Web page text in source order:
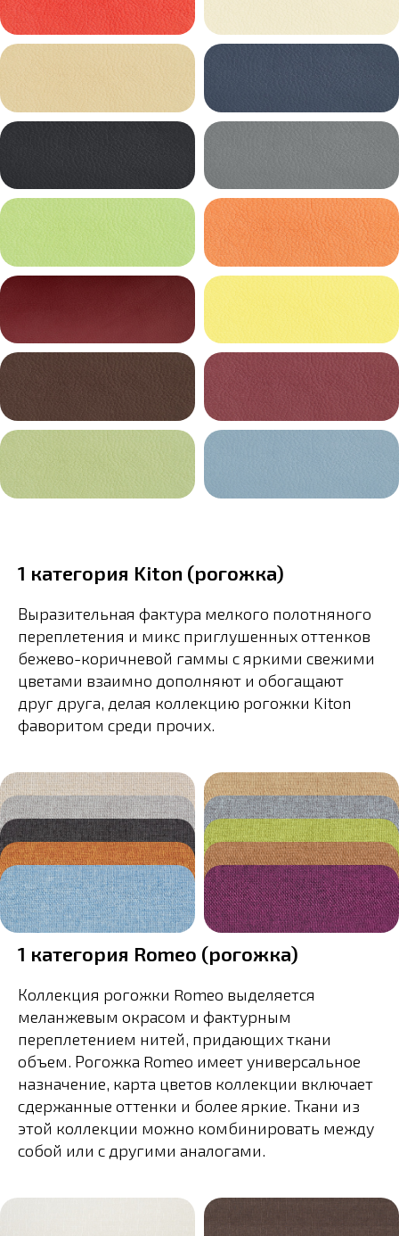
1 категория Kiton (рогожка)
Выразительная фактура мелкого полотняного
переплетения и микс приглушенных оттенков
бежево-коричневой гаммы с яркими свежими
цветами взаимно дополняют и обогащают
друг друга, делая коллекцию рогожки Kiton
фаворитом среди прочих.
1 категория Romeo (рогожка)